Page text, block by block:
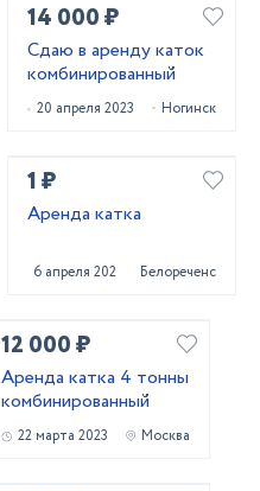
14 000 ₽
Сдаю в аренду каток
комбинированный
20 апреля 2023 Ногинск
1 ₽
Аренда катка
6 апреля 2023 Белореченск
12 000 ₽
Аренда катка 4 тонны
комбинированный
22 марта 2023 Москва